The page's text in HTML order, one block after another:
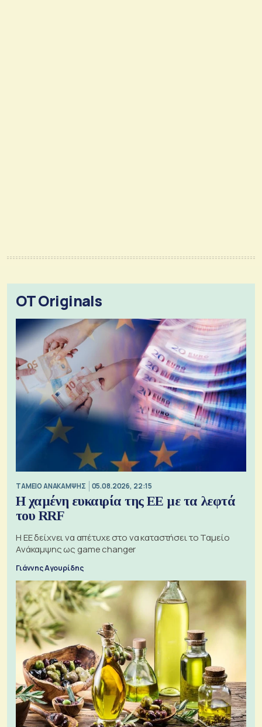
OT Originals
ΤΑΜΕΙΟ ΑΝΑΚΑΜΨΗΣ 05.08.2026, 22:15
Η χαμένη ευκαιρία της ΕΕ με τα λεφτά
του RRF
Η ΕΕ δείχνει να απέτυχε στο να καταστήσει το Ταμείο
Ανάκαμψης ως game changer
Γιάννης Αγουρίδης